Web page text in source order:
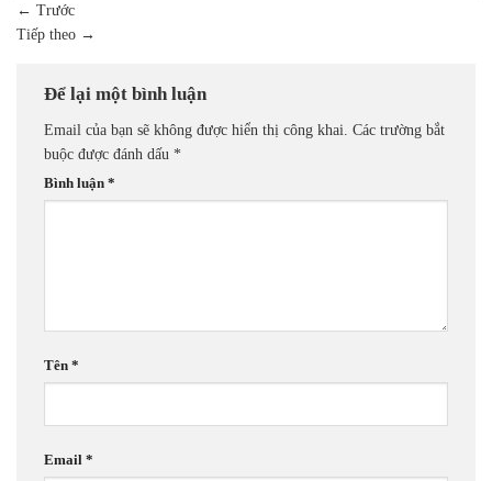
← Trước
Tiếp theo →
Để lại một bình luận
Email của bạn sẽ không được hiển thị công khai. Các trường bắt
buộc được đánh dấu *
Bình luận *
Tên *
Email *